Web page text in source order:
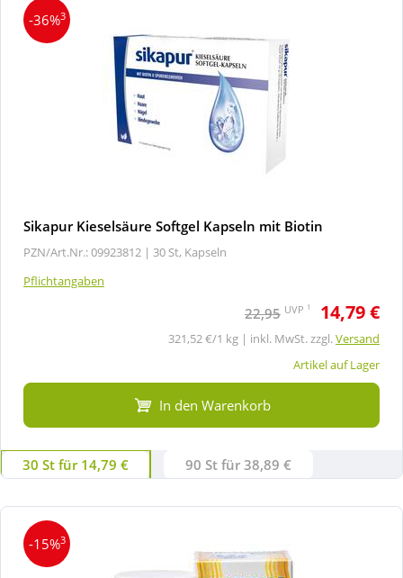
-36%3
Sikapur Kieselsäure Softgel Kapseln mit Biotin
PZN/Art.Nr.: 09923812 | 30 St, Kapseln
Pflichtangaben
22,95 UVP 1 14,79 €
321,52 €/1 kg | inkl. MwSt. zzgl.Versand
Artikel auf Lager
In den Warenkorb
30 St für 14,79 € 90 St für 38,89 €
-15%3